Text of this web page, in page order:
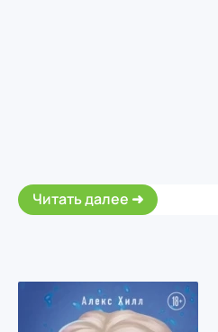
Читать далее